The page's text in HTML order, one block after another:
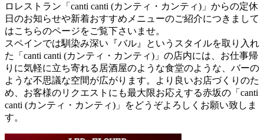
ロレストラン「canti canti (カンティ・カンティ)」からの定休
日のお知らせや新着おすすめメニューのご紹介につきまして
はこちらのページをご覧下さいませ。
スペインでは馴染み深い『バル』というスタイルを取り入れ
た「canti canti (カンティ・カンティ)」の店内には、お仕事帰
りに気軽に立ち寄れる居酒屋のような食堂のような、バーの
ような不思議な空間が広がります。より良いお店づくりのた
め、お客様のリクエストにも最大限お応えする赤坂の「canti
canti (カンティ・カンティ)」をどうぞよろしくお願い致しま
す。